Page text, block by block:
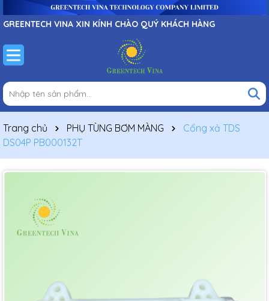
GREENTECH VINA XIN KÍNH CHÀO QUÝ KHÁCH HÀNG
Trang chủ PHỤ TÙNG BƠM MÀNG
Cổng xả TDS
DS04P PB000132T